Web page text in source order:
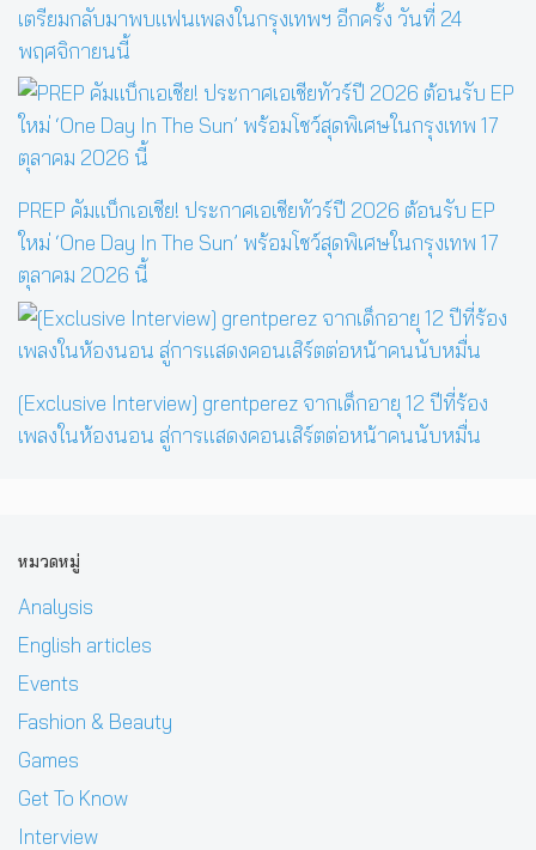
เตรียมกลับมาพบแฟนเพลงในกรุงเทพฯ อีกครั้ง วันที่ 24
พฤศจิกายนนี้
PREP คัมแบ็กเอเชีย! ประกาศเอเชียทัวร์ปี 2026 ต้อนรับ EP
ใหม่ ‘One Day In The Sun’ พร้อมโชว์สุดพิเศษในกรุงเทพ 17
ตุลาคม 2026 นี้
[Exclusive Interview] grentperez จากเด็กอายุ 12 ปีที่ร้อง
เพลงในห้องนอน สู่การแสดงคอนเสิร์ตต่อหน้าคนนับหมื่น
หมวดหมู่
Analysis
English articles
Events
Fashion & Beauty
Games
Get To Know
Interview